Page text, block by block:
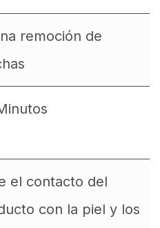
remoción de
el contacto del
con la piel y los